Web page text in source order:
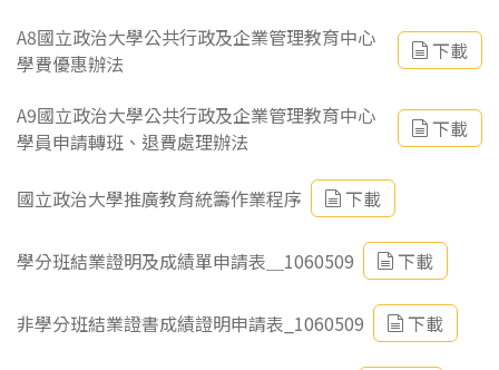
A8國立政治大學公共行政及企業管理教育中心
學費優惠辦法
下載
A9國立政治大學公共行政及企業管理教育中心
學員申請轉班、退費處理辦法
下載
國立政治大學推廣教育統籌作業程序 下載
學分班結業證明及成績單申請表＿1060509 下載
非學分班結業證書成績證明申請表_1060509 下載